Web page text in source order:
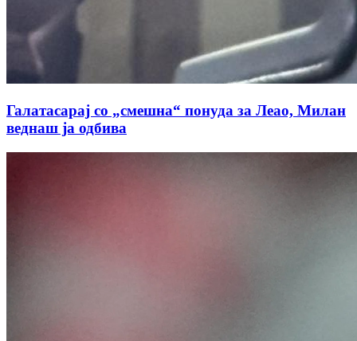
Галатасарај со „смешна“ понуда за Леао, Милан
веднаш ја одбива